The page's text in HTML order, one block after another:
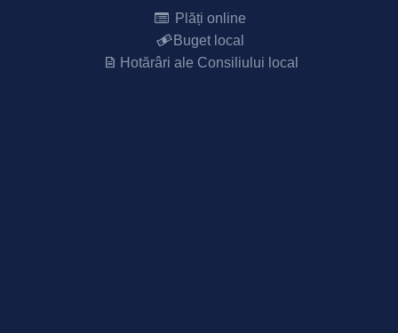
Plăți online
Buget local
Hotărâri ale Consiliului local